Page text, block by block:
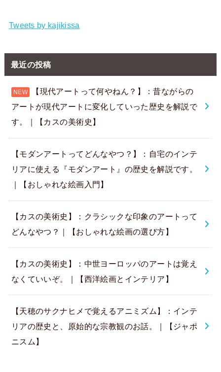
Tweets by kajikissa
最近の投稿
【現代アートって何やねん？】：昔ながらの
アートが現代アートに変化していった歴史を解説で
す。｜【カスの美術史】
【モダンアートってどんなやつ？】：自宅のインテ
リアに使える『モダンアート』の歴史を解説です。
｜【おしゃれな絵画入門】
【カスの美術史】：クラシックな印象のアートって
どんなやつ？｜【おしゃれな絵画の選び方】
【カスの美術史】：中世ヨーロッパのアートは覚え
なくていいぞ。｜【西洋絵画とインテリア】
【天穂のサクナヒメで覚えるアニミズム】：インテ
リアの歴史と、原始的な宗教観のお話。｜【ジャポ
ニスム】